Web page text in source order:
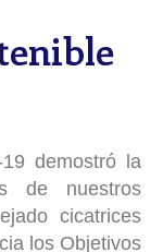
demostró la
de nuestros
cicatrices
los Objetivos